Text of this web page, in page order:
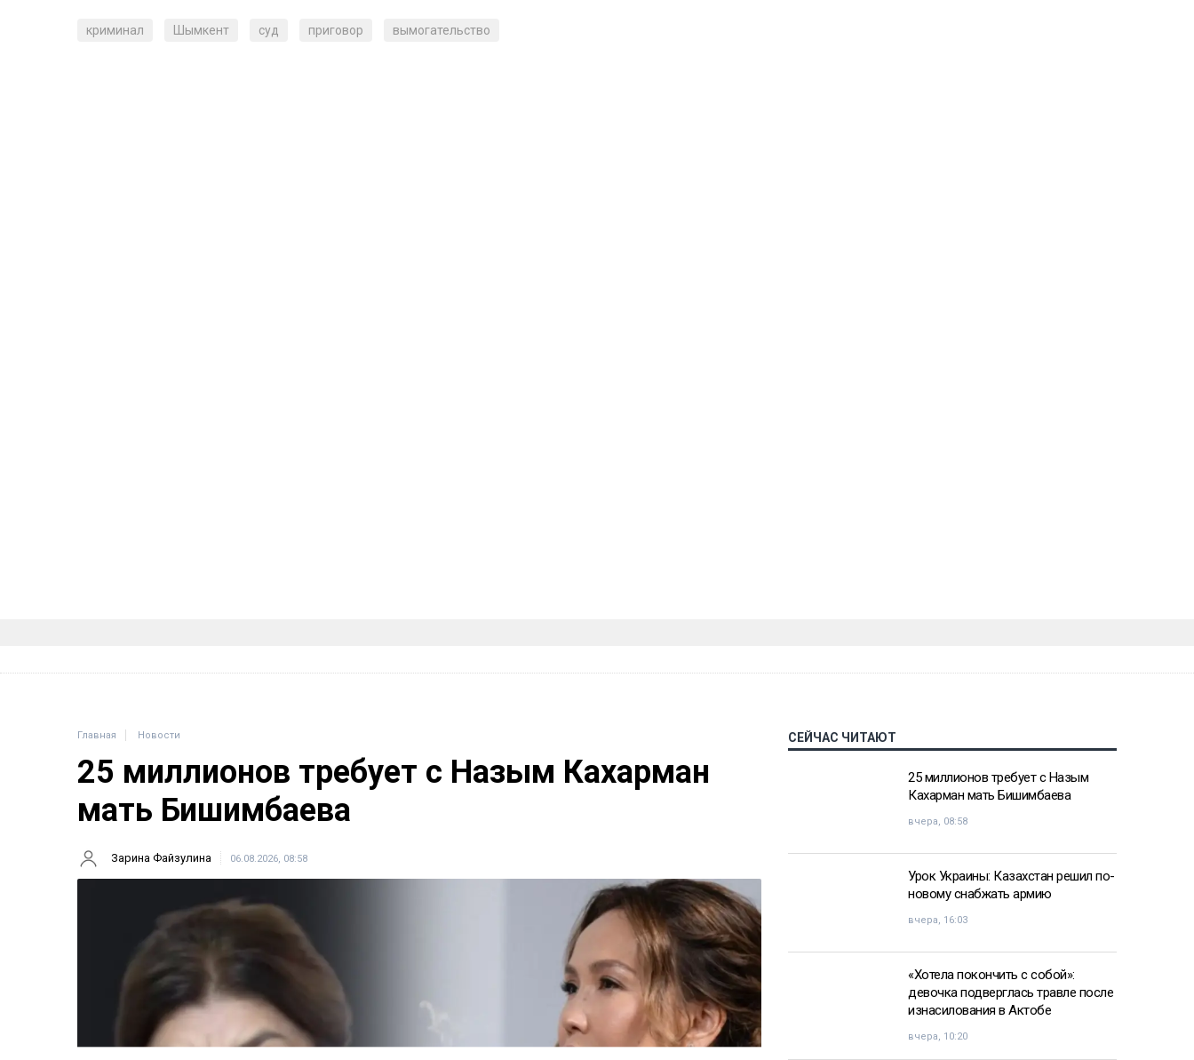
криминал Шымкент суд приговор вымогательство
Главная Новости
25 миллионов требует с Назым Кахарман
мать Бишимбаева
Зарина Файзулина 06.08.2026, 08:58
СЕЙЧАС ЧИТАЮТ
25 миллионов требует с Назым
Кахарман мать Бишимбаева
вчера, 08:58
Урок Украины: Казахстан решил по-
новому снабжать армию
вчера, 16:03
«Хотела покончить с собой»:
девочка подверглась травле после
изнасилования в Актобе
вчера, 10:20